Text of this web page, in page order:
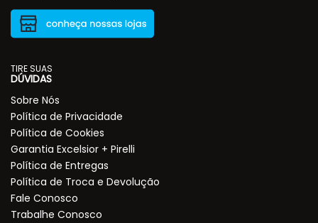
TIRE SUAS
DÚVIDAS
Sobre Nós
Política de Privacidade
Política de Cookies
Garantia Excelsior + Pirelli
Política de Entregas
Política de Troca e Devolução
Fale Conosco
Trabalhe Conosco